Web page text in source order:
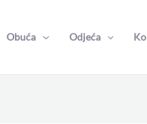
Obuća Odjeća